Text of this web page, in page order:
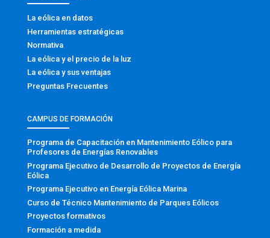
La eólica en datos
Herramientas estratégicas
Normativa
La eólica y el precio de la luz
La eólica y sus ventajas
Preguntas Frecuentes
CAMPUS DE FORMACIÓN
Programa de Capacitación en Mantenimiento Eólico para
Profesores de Energías Renovables
Programa Ejecutivo de Desarrollo de Proyectos de Energía
Eólica
Programa Ejecutivo en Energía Eólica Marina
Curso de Técnico Mantenimiento de Parques Eólicos
Proyectos formativos
Formación a medida